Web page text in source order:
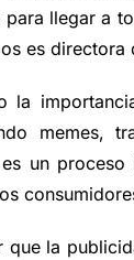
llegar a
es
la
memes,
un
que la